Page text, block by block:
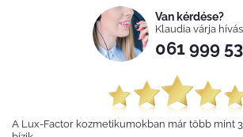
Van kérdése?
Klaudia várja
061 999
A Lux-Factor kozmetikumokban már több mint